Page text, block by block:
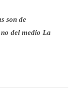
son de
del medio La